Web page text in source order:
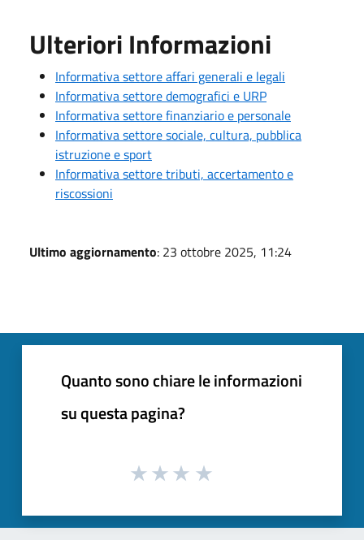
Ulteriori Informazioni
Informativa settore affari generali e legali
Informativa settore demografici e URP
Informativa settore finanziario e personale
Informativa settore sociale, cultura, pubblica
istruzione e sport
Informativa settore tributi, accertamento e
riscossioni
Ultimo aggiornamento: 23 ottobre 2025, 11:24
Quanto sono chiare le informazioni
su questa pagina?